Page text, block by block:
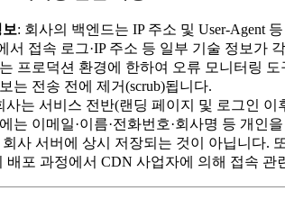
: 회사의 백엔드는 IP 주소 및 User-Agent
서 접속 로그·IP 주소 등 일부 기술 정보가
프로덕션 환경에 한하여 오류 모니터링
는 전송 전에 제거(scrub)됩니다.
사는 서비스 전반(랜딩 페이지 및 로그인 이
는 이메일·이름·전화번호·회사명 등 개
사 서버에 상시 저장되는 것이 아닙니다.
배포 과정에서 CDN 사업자에 의해 접속